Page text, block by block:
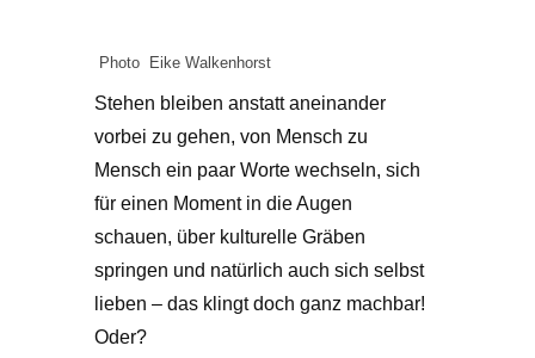
Photo Eike Walkenhorst
Stehen bleiben anstatt aneinander
vorbei zu gehen, von Mensch zu
Mensch ein paar Worte wechseln, sich
für einen Moment in die Augen
schauen, über kulturelle Gräben
springen und natürlich auch sich selbst
lieben – das klingt doch ganz machbar!
Oder?